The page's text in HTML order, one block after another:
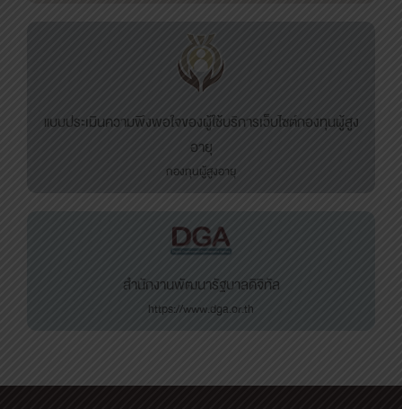
แบบประเมินความพึงพอใจของผู้ใช้บริการเว็บไซต์กองทุนผู้สูง
อายุ
กองทุนผู้สูงอายุ
สำนักงานพัฒนารัฐบาลดิจิทัล
https://www.dga.or.th